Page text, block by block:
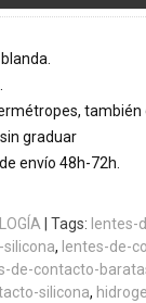
también
graduar
envío 48h-72h.
Tags: lentes-
lentes-de-
de-contacto-
silicona